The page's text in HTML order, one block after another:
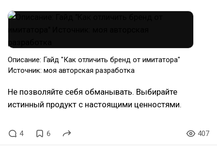
Описание: Гайд "Как отличить бренд от имитатора"
Источник: моя авторская разработка
Не позволяйте себя обманывать. Выбирайте
истинный продукт с настоящими ценностями.
4 6 407